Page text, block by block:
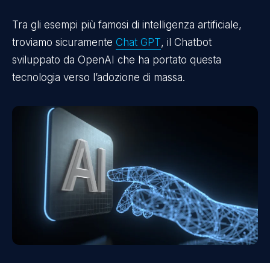
Tra gli esempi più famosi di intelligenza artificiale,
troviamo sicuramente Chat GPT, il Chatbot
sviluppato da OpenAI che ha portato questa
tecnologia verso l’adozione di massa.